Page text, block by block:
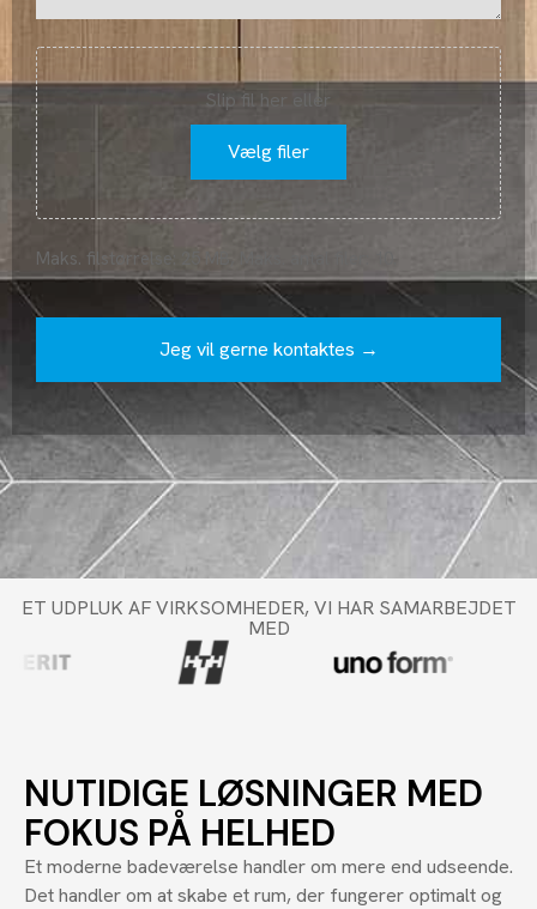
Fil
Slip fil her eller
Vælg filer
Maks. filstørrelse: 25 MB, Maks. antal filer: 10.
ET UDPLUK AF VIRKSOMHEDER, VI HAR SAMARBEJDET
MED
NUTIDIGE LØSNINGER MED
FOKUS PÅ HELHED
Et moderne badeværelse handler om mere end udseende.
Det handler om at skabe et rum, der fungerer optimalt og